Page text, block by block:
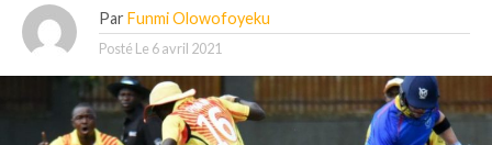
Par Funmi Olowofoyeku
Posté Le 6 avril 2021